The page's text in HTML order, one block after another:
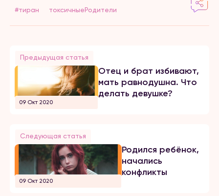
#тиран
токсичныеРодители
Предыдущая статья
09 Окт 2020
Отец и брат избивают,
мать равнодушна. Что
делать девушке?
Следующая статья
09 Окт 2020
Родился ребёнок,
начались
конфликты